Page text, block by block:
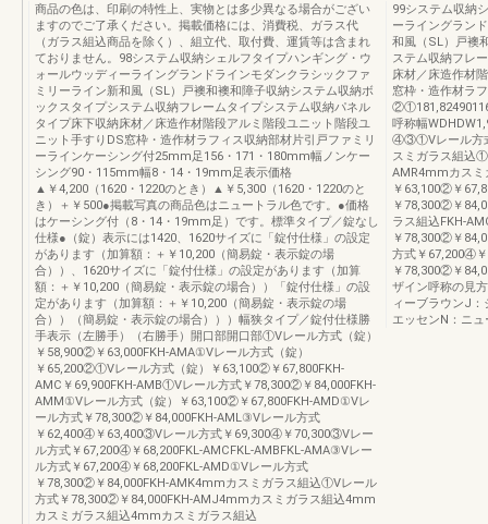
商品の色は、印刷の特性上、実物とは多少異なる場合がござい
ますのでご了承ください。掲載価格には、消費税、ガラス代
（ガラス組込商品を除く）、組立代、取付費、運賃等は含まれ
ておりません。98システム収納シェルフタイプハンギング・ウ
ォールウッディーライングランドラインモダンクラシックファ
ミリーライン新和風（SL）戸襖和襖和障子収納システム収納ボ
ックスタイプシステム収納フレームタイプシステム収納パネル
タイプ床下収納床材／床造作材階段アルミ階段ユニット階段ユ
ニット手すりDS窓枠・造作材ラフィス収納部材片引戸ファミリ
ーラインケーシング付25mm足156・171・180mm幅ノンケー
シング90・115mm幅8・14・19mm足表示価格
▲￥4,200（1620・1220のとき）▲￥5,300（1620・1220のと
き）＋￥500●掲載写真の商品色はニュートラル色です。●価格
はケーシング付（8・14・19mm足）です。標準タイプ／錠なし
仕様●（錠）表示には1420、1620サイズに「錠付仕様」の設定
があります（加算額：＋￥10,200（簡易錠・表示錠の場
合））、1620サイズに「錠付仕様」の設定があります（加算
額：＋￥10,200（簡易錠・表示錠の場合））「錠付仕様」の設
定があります（加算額：＋￥10,200（簡易錠・表示錠の場
合））（簡易錠・表示錠の場合）））幅狭タイプ／錠付仕様勝
手表示（左勝手）（右勝手）開口部開口部①Vレール方式（錠）
￥58,900②￥63,000FKH-AMA①Vレール方式（錠）
￥65,200②①Vレール方式（錠）￥63,100②￥67,800FKH-
AMC￥69,900FKH-AMB①Vレール方式￥78,300②￥84,000FKH-
AMM①Vレール方式（錠）￥63,100②￥67,800FKH-AMD①Vレ
ール方式￥78,300②￥84,000FKH-AML③Vレール方式
￥62,400④￥63,400③Vレール方式￥69,300④￥70,300③Vレー
ル方式￥67,200④￥68,200FKL-AMCFKL-AMBFKL-AMA③Vレー
ル方式￥67,200④￥68,200FKL-AMD①Vレール方式
￥78,300②￥84,000FKH-AMK4mmカスミガラス組込①Vレール
方式￥78,300②￥84,000FKH-AMJ4mmカスミガラス組込4mm
カスミガラス組込4mmカスミガラス組込
99システム収納
ーライングラン
和風（SL）戸襖
ステム収納フレ
床材／床造作材
窓枠・造作材ラ
呼称幅
④③①Vレール方
スミガラス組込
AMR4mmカス
￥63,100②￥
￥78,300②￥
ラス組込FKH-
￥78,300②￥
方式￥67,200④
￥78,300②￥
ザイン呼称の見
ィーブラウンJ：
エッセンN：ニ